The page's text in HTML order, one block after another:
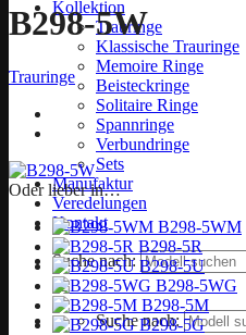
Kollektion
Trauringe
Klassische Trauringe
Memoire Ringe
Beisteckringe
Solitaire Ringe
Spannringe
Verbundringe
Sets
Manufaktur
Veredelungen
Kontakt
Suche nach:
Suche nach:
B298-5W
Trauringe
Oder lieber in…
B298-5WM
B298-5R
B298-5U
B298-5WG
B298-5M
B298-5G